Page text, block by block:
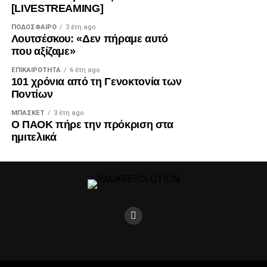
[LIVESTREAMING]
ΠΟΔΌΣΦΑΙΡΟ 3 έτη ago
Λουτσέσκου: «Δεν πήραμε αυτό
που αξίζαμε»
ΕΠΙΚΑΙΡΌΤΗΤΑ 6 έτη ago
101 χρόνια από τη Γενοκτονία των
Ποντίων
ΜΠΆΣΚΕΤ 3 έτη ago
Ο ΠΑΟΚ πήρε την πρόκριση στα
ημιτελικά